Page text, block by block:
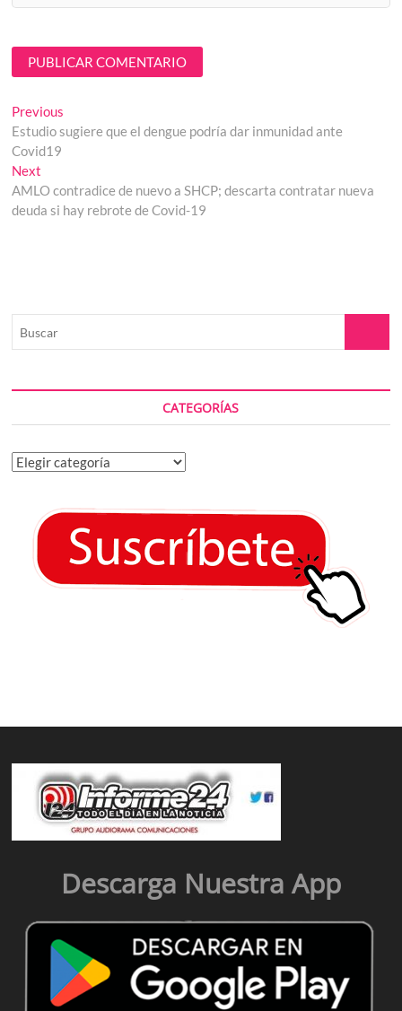
Navegación
de
entradas
Previous
post:
Estudio sugiere que el dengue podría dar inmunidad ante
Covid19
Next
post:
AMLO contradice de nuevo a SHCP; descarta contratar nueva
deuda si hay rebrote de Covid-19
CATEGORÍAS
Categorías
Descarga Nuestra App